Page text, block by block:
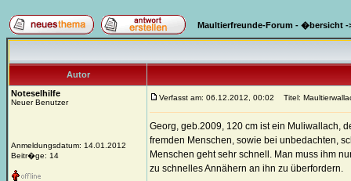
Maultierfreunde-Forum - �bersicht -
Autor
Noteselhilfe
Neuer Benutzer
Anmeldungsdatum: 14.01.2012
Beitr�ge: 14
Verfasst am: 06.12.2012, 00:02 Titel:
Georg, geb.2009, 120 cm ist ein Muliwallach,
fremden Menschen, sowie bei unbedachten,
Menschen geht sehr schnell. Man muss ihm
zu schnelles Annähern an ihn zu überfordern.